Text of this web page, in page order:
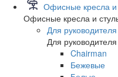
Офисные кресла и
Офисные кресла и
Для руководителя
Для руководителя
Chairman
Бежевые